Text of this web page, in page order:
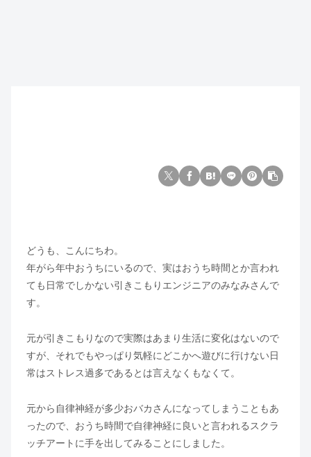
どうも、こんにちわ。
年がら年中おうちにいるので、実はおうち時間とか言われ
ても日常でしかない引きこもりエンジニアのみなみさんで
す。
元が引きこもりなので実際はあまり生活に変化はないので
すが、それでもやっぱり気軽にどこかへ遊びに行けない日
常はストレス過多であるとは言えなくもなくて。
元から自律神経が多少おバカさんになってしまうこともあ
ったので、おうち時間で自律神経に良いと言われるスクラ
ッチアートに手を出してみることにしました。